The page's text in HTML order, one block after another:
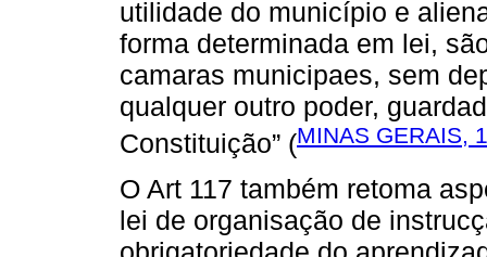
utilidade do município e
forma determinada em lei,
camaras municipaes, sem
qualquer outro poder,
Constituição” (MINAS GERAIS,
O Art 117 também retoma
lei de organisação de